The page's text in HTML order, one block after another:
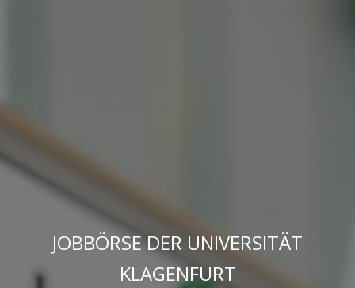
JOBBÖRSE DER UNIVERSITÄT
KLAGENFURT